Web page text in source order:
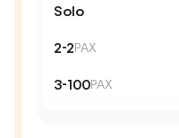
Solo
2-2PAX
3-100PAX